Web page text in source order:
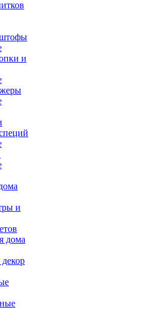
и
и
дома